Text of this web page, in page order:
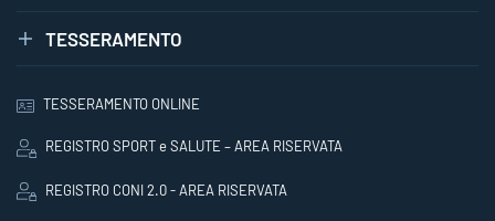
TESSERAMENTO
TESSERAMENTO ONLINE
REGISTRO SPORT e SALUTE – AREA RISERVATA
REGISTRO CONI 2.0 - AREA RISERVATA